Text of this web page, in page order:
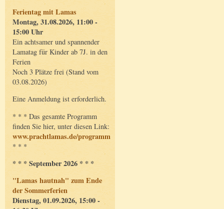
Ferientag mit Lamas
Montag, 31.08.2026, 11:00 -
15:00 Uhr
Ein achtsamer und spannender
Lamatag für Kinder ab 7J. in den
Ferien
Noch 3 Plätze frei (Stand vom
03.08.2026)
Eine Anmeldung ist erforderlich.
* * * Das gesamte Programm
finden Sie hier, unter diesen Link:
www.prachtlamas.de/programm
* * *
* * * September 2026 * * *
"Lamas hautnah" zum Ende
der Sommerferien
Dienstag, 01.09.2026, 15:00 -